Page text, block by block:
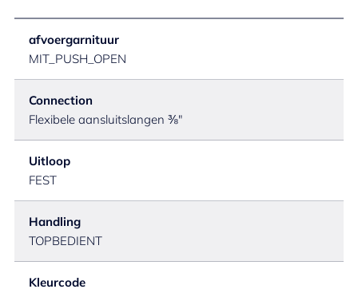
afvoergarnituur
MIT_PUSH_OPEN
Connection
Flexibele aansluitslangen ⅜"
Uitloop
FEST
Handling
TOPBEDIENT
Kleurcode